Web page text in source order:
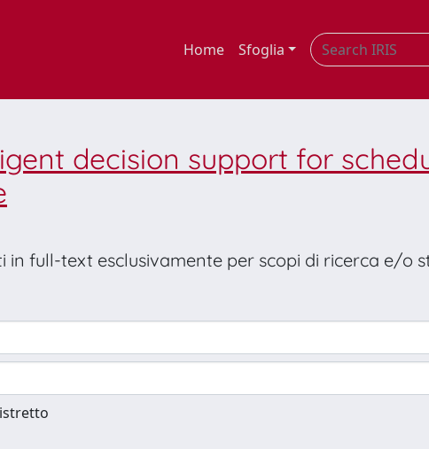
Home Sfoglia
decision support for
full-text esclusivamente per scopi di ricerca e/o